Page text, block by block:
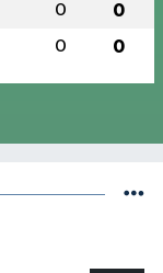
0 0
0 0